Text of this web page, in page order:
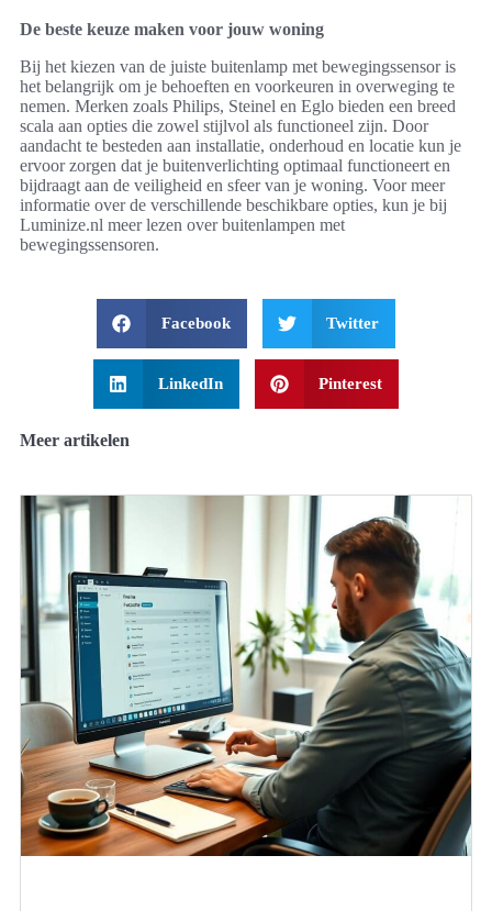
De beste keuze maken voor jouw woning
Bij het kiezen van de juiste buitenlamp met bewegingssensor is
het belangrijk om je behoeften en voorkeuren in overweging te
nemen. Merken zoals Philips, Steinel en Eglo bieden een breed
scala aan opties die zowel stijlvol als functioneel zijn. Door
aandacht te besteden aan installatie, onderhoud en locatie kun je
ervoor zorgen dat je buitenverlichting optimaal functioneert en
bijdraagt aan de veiligheid en sfeer van je woning. Voor meer
informatie over de verschillende beschikbare opties, kun je bij
Luminize.nl meer lezen over buitenlampen met
bewegingssensoren.
Facebook Twitter
LinkedIn Pinterest
Meer artikelen